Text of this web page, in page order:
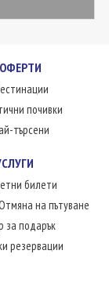
ОФЕРТИ
почивки
търсени
билети
на пътуване
за подарък
резервации